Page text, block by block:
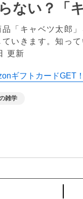
ない？「
品「キャベツ太郎
いきます。知っ
更新
ギフトカードGET！
雑学